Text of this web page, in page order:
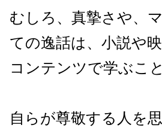
むしろ、真摯さや、
ての逸話は、小説や
コンテンツで学ぶこ
自らが尊敬する人を